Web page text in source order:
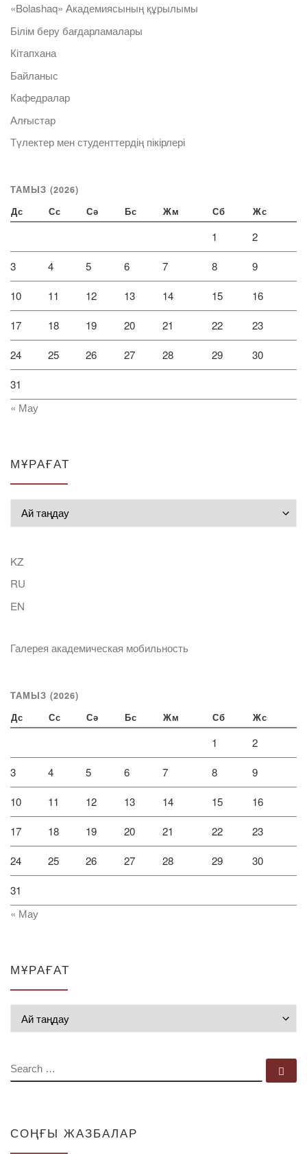
«Bolashaq» Академиясының құрылымы
Білім беру бағдарламалары
Кітапхана
Байланыс
Кафедралар
Алғыстар
Түлектер мен студенттердің пікірлері
ТАМЫЗ (2026)
Дс Сс Сә Бс Жм Сб Жс
1 2
3 4 5 6 7 8 9
10 11 12 13 14 15 16
17 18 19 20 21 22 23
24 25 26 27 28 29 30
31
« Мау
МҰРАҒАТ
KZ
RU
EN
Галерея академическая мобильность
ТАМЫЗ (2026)
Дс Сс Сә Бс Жм Сб Жс
1 2
3 4 5 6 7 8 9
10 11 12 13 14 15 16
17 18 19 20 21 22 23
24 25 26 27 28 29 30
31
« Мау
МҰРАҒАТ
SEARCH
СОҢҒЫ ЖАЗБАЛАР